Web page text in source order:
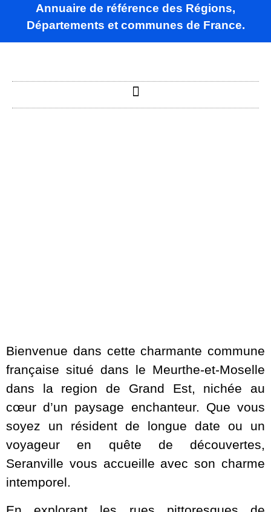
Annuaire de référence des Régions,
Départements et communes de France.
Bienvenue dans cette charmante commune
française situé dans le Meurthe-et-Moselle
dans la region de Grand Est, nichée au
cœur d’un paysage enchanteur. Que vous
soyez un résident de longue date ou un
voyageur en quête de découvertes,
Seranville vous accueille avec son charme
intemporel.